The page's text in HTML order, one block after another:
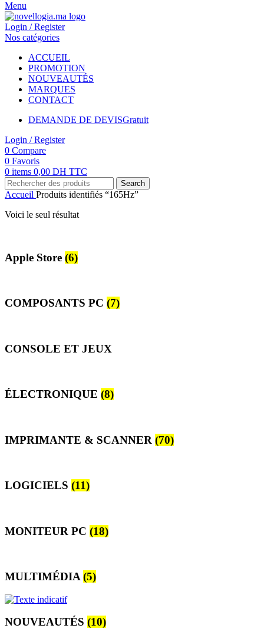
Menu
Login / Register
Nos catégories
ACCUEIL
PROMOTION
NOUVEAUTÉS
MARQUES
CONTACT
DEMANDE DE DEVISGratuit
Login / Register
0 Compare
0 Favoris
0 items 0,00 DH TTC
Search
Accueil Produits identifiés “165Hz”
Voici le seul résultat
Apple Store (6)
COMPOSANTS PC (7)
CONSOLE ET JEUX
ÉLECTRONIQUE (8)
IMPRIMANTE & SCANNER (70)
LOGICIELS (11)
MONITEUR PC (18)
MULTIMÉDIA (5)
NOUVEAUTÉS (10)